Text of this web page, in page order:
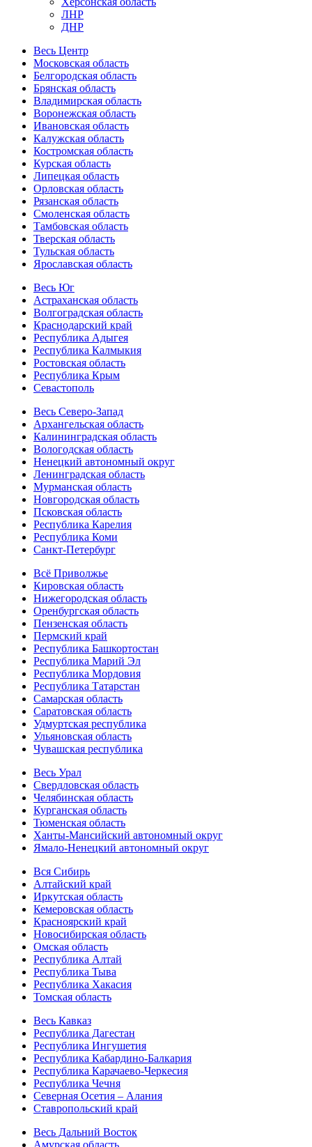
ЛНР
ДНР
Весь Центр
Московская область
Белгородская область
Брянская область
Владимирская область
Воронежская область
Ивановская область
Калужская область
Костромская область
Курская область
Липецкая область
Орловская область
Рязанская область
Смоленская область
Тамбовская область
Тверская область
Тульская область
Ярославская область
Весь Юг
Астраханская область
Волгоградская область
Краснодарский край
Республика Адыгея
Республика Калмыкия
Ростовская область
Республика Крым
Севастополь
Весь Северо-Запад
Архангельская область
Калининградская область
Вологодская область
Ненецкий автономный округ
Ленинградская область
Мурманская область
Новгородская область
Псковская область
Республика Карелия
Республика Коми
Санкт-Петербург
Всё Приволжье
Кировская область
Нижегородская область
Оренбургская область
Пензенская область
Пермский край
Республика Башкортостан
Республика Марий Эл
Республика Мордовия
Республика Татарстан
Самарская область
Саратовская область
Удмуртская республика
Ульяновская область
Чувашская республика
Весь Урал
Свердловская область
Челябинская область
Курганская область
Тюменская область
Ханты-Мансийский автономный округ
Ямало-Ненецкий автономный округ
Вся Сибирь
Алтайский край
Иркутская область
Кемеровская область
Красноярский край
Новосибирская область
Омская область
Республика Алтай
Республика Тыва
Республика Хакасия
Томская область
Весь Кавказ
Республика Дагестан
Республика Ингушетия
Республика Кабардино-Балкария
Республика Карачаево-Черкесия
Республика Чечня
Северная Осетия – Алания
Ставропольский край
Весь Дальний Восток
Амурская область